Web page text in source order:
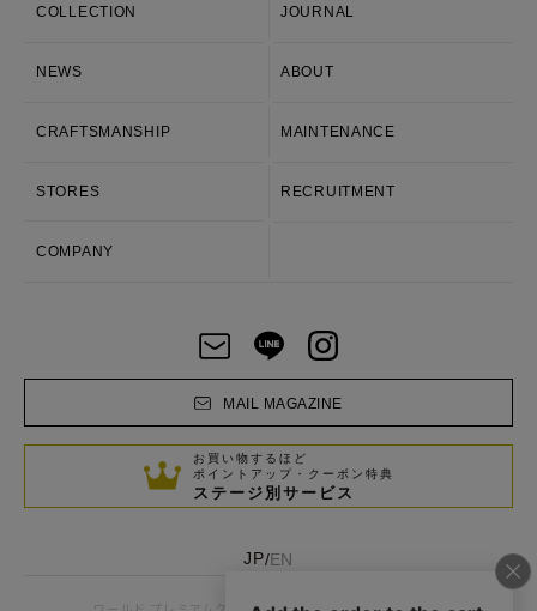
COLLECTION JOURNAL
NEWS ABOUT
CRAFTSMANSHIP MAINTENANCE
STORES RECRUITMENT
COMPANY
MAIL MAGAZINE
お買い物するほど
ポイントアップ・クーポン特典
ステージ別サービス
JP/EN
お客様窓口 企業情報